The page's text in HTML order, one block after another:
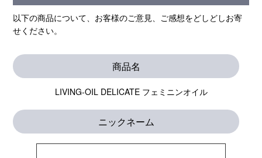
以下の商品について、お客様のご意見、ご感想をどしどしお寄
せください。
商品名
LIVING-OIL DELICATE フェミニンオイル
ニックネーム